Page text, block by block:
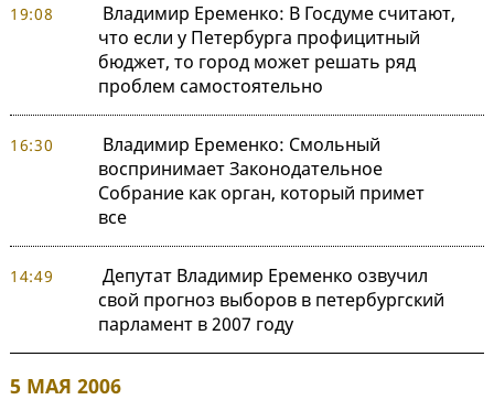
19:08
Владимир Еременко: В Госдуме считают,
что если у Петербурга профицитный
бюджет, то город может решать ряд
проблем самостоятельно
16:30
Владимир Еременко: Смольный
воспринимает Законодательное
Собрание как орган, который примет
все
14:49
Депутат Владимир Еременко озвучил
свой прогноз выборов в петербургский
парламент в 2007 году
5 МАЯ 2006